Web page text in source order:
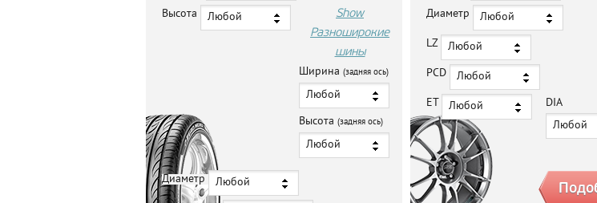
Высота Любой
Show
Разноширокие
шины
Ширина (задняя ось)
Любой
Высота (задняя ось)
Любой
Диаметр Любой
Диаметр Любой
LZ Любой
PCD Любой
ET Любой DIA
Любой